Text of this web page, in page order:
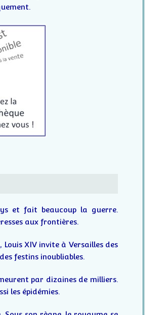
et fait beaucoup la guerre.
aux frontières.
XIV invite à Versailles des
festins inoubliables.
par dizaines de milliers.
les épidémies.